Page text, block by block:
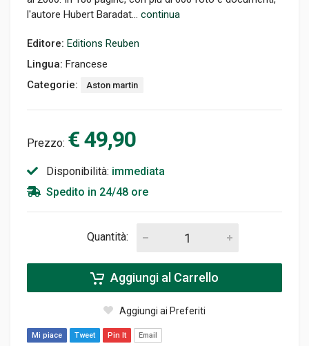
l'autore Hubert Baradat... continua
Editore: Editions Reuben
Lingua: Francese
Categorie:
Aston martin
Prezzo: € 49,90
Disponibilità: immediata
Spedito in 24/48 ore
Quantità:
Aggiungi al Carrello
Aggiungi ai Preferiti
Mi piace Tweet Pin It Email